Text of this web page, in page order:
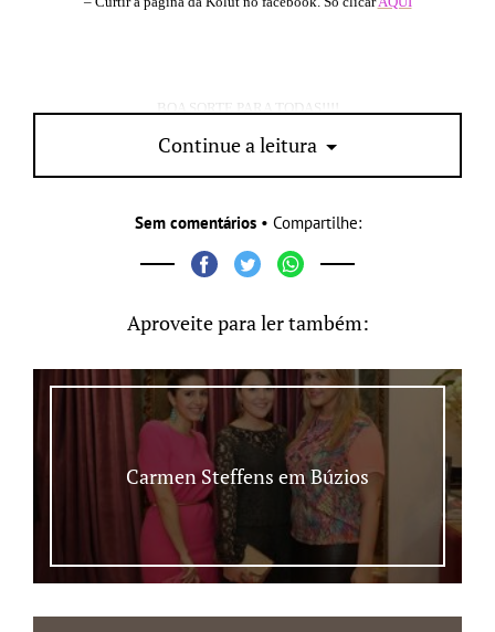
BOA SORTE PARA TODAS!!!!
Continue a leitura
Sem comentários• Compartilhe:
Aproveite para ler também:
Carmen Steffens em Búzios